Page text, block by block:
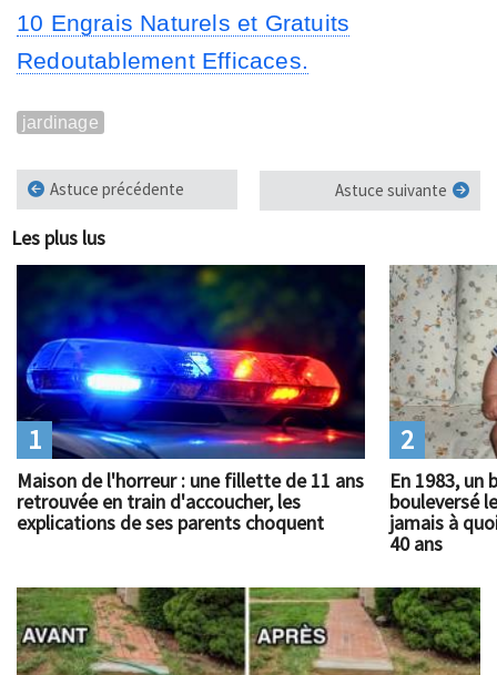
10 Engrais Naturels et Gratuits
Redoutablement Efficaces.
jardinage
Astuce précédente Astuce suivante
Les plus lus
Maison de l'horreur : une fillette de 11 ans
retrouvée en train d'accoucher, les
explications de ses parents choquent
1
En 1983, un
bouleversé
jamais à
40 ans
2